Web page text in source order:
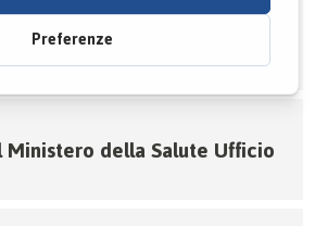
SALUTE ‘DECRETO 30
della Salute Ufficio